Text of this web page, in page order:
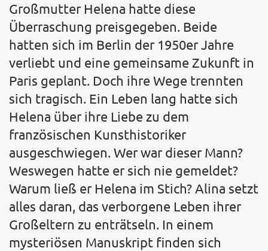
Großmutter Helena hatte diese
Überraschung preisgegeben. Beide
hatten sich im Berlin der 1950er Jahre
verliebt und eine gemeinsame Zukunft in
Paris geplant. Doch ihre Wege trennten
sich tragisch. Ein Leben lang hatte sich
Helena über ihre Liebe zu dem
französischen Kunsthistoriker
ausgeschwiegen. Wer war dieser Mann?
Weswegen hatte er sich nie gemeldet?
Warum ließ er Helena im Stich? Alina setzt
alles daran, das verborgene Leben ihrer
Großeltern zu enträtseln. In einem
mysteriösen Manuskript finden sich